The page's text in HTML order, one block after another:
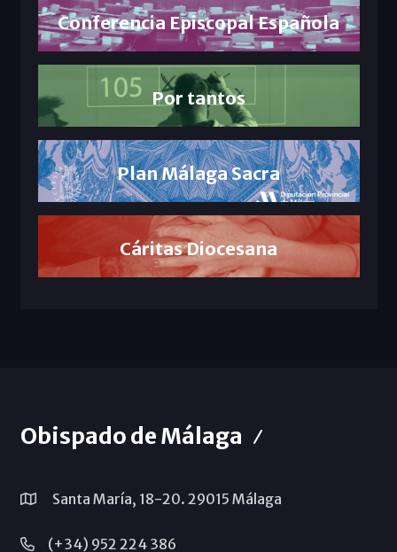
Conferencia Episcopal Española
Por tantos
Plan Málaga Sacra
Cáritas Diocesana
Obispado de Málaga
Santa María, 18-20. 29015 Málaga
(+34) 952 224 386